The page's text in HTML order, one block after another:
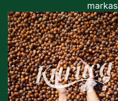
Giresun Fındıkları | Kavrulmuş,
Kabuklu Doğal Fındık